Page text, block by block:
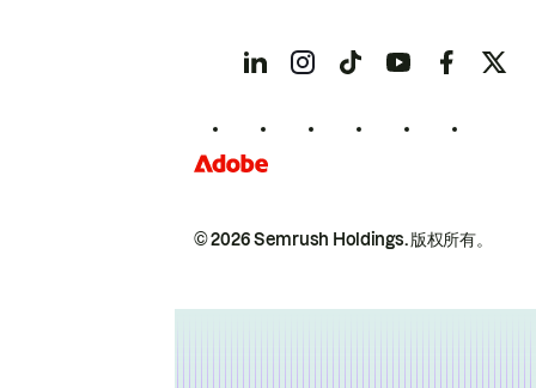
© 2026 Semrush Holdings.版权所有。